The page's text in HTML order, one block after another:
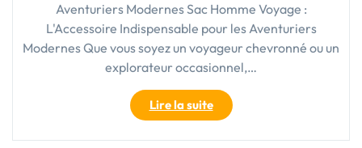
Aventuriers Modernes Sac Homme Voyage :
L'Accessoire Indispensable pour les Aventuriers
Modernes Que vous soyez un voyageur chevronné ou un
explorateur occasionnel,…
Lire la suite"Choisir
le
Meilleur